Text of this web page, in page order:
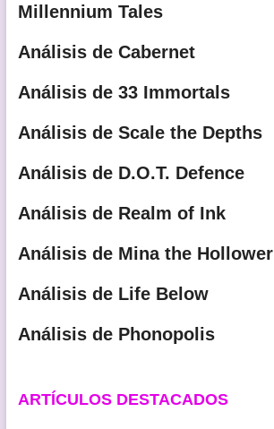
Millennium Tales
Análisis de Cabernet
Análisis de 33 Immortals
Análisis de Scale the Depths
Análisis de D.O.T. Defence
Análisis de Realm of Ink
Análisis de Mina the Hollower
Análisis de Life Below
Análisis de Phonopolis
ARTÍCULOS DESTACADOS